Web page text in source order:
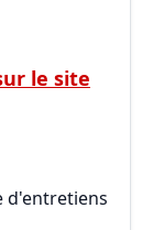
le site
d'entretiens